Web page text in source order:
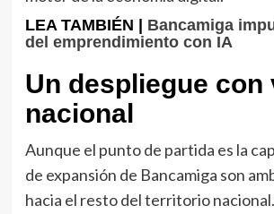
LEA TAMBIÉN | Bancamiga
del emprendimiento con IA
Un despliegue con
nacional
Aunque el punto de partida es la
de expansión de Bancamiga son
hacia el resto del territorio